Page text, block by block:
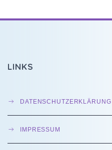
LINKS
DATENSCHUTZERKLÄRUNG
IMPRESSUM